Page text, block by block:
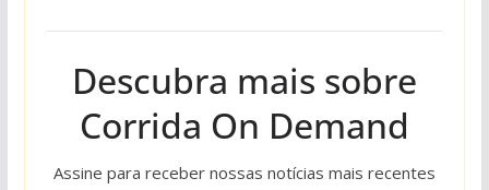
Descubra mais sobre
Corrida On Demand
Assine para receber nossas notícias mais recentes